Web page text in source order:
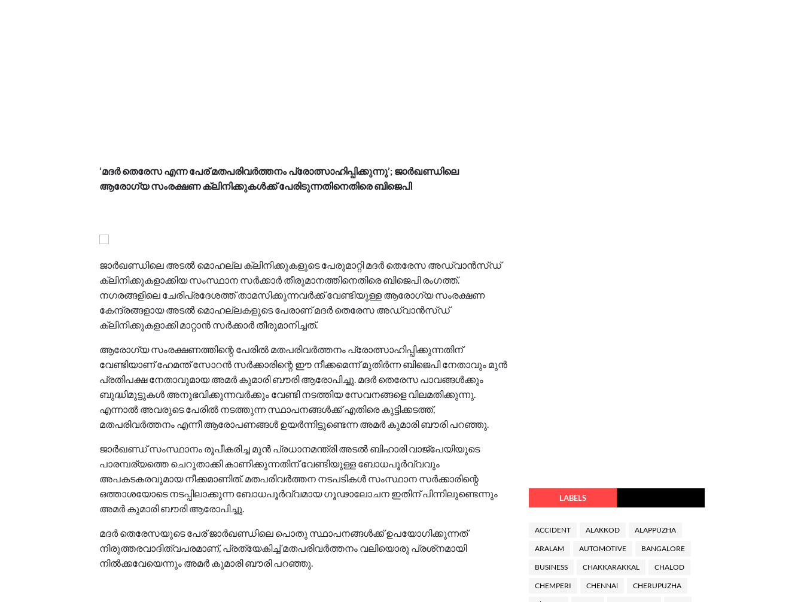
‘മദർ തെരേസ എന്ന പേര് മതപരിവർത്തനം പ്രോത്സാഹിപ്പിക്കുന്നു’; ജാർഖണ്ഡിലെ
ആരോഗ്യ സംരക്ഷണ ക്ലിനിക്കുകൾക്ക് പേരിടുന്നതിനെതിരെ ബിജെപി
ജാർഖണ്ഡിലെ അടൽ മൊഹല്ല ക്ലിനിക്കുകളുടെ പേരുമാറ്റി മദർ തെരേസ അഡ്വാൻസ്ഡ്
ക്ലിനിക്കുകളാക്കിയ സംസ്ഥാന സർക്കാർ തീരുമാനത്തിനെതിരെ ബിജെപി രംഗത്ത്.
നഗരങ്ങളിലെ ചേരിപ്രദേശത്ത് താമസിക്കുന്നവർക്ക് വേണ്ടിയുള്ള ആരോഗ്യ സംരക്ഷണ
കേന്ദ്രങ്ങളായ അടൽ മൊഹല്ലകളുടെ പേരാണ് മദർ തെരേസ അഡ്വാൻസ്ഡ്
ക്ലിനിക്കുകളാക്കി മാറ്റാൻ സർക്കാർ തീരുമാനിച്ചത്.
ആരോഗ്യ സംരക്ഷണത്തിന്റെ പേരിൽ മതപരിവർത്തനം പ്രോത്സാഹിപ്പിക്കുന്നതിന്
വേണ്ടിയാണ് ഹേമന്ത് സോറൻ സർക്കാരിന്റെ ഈ നീക്കമെന്ന് മുതിർന്ന ബിജെപി നേതാവും മുൻ
പ്രതിപക്ഷ നേതാവുമായ അമർ കുമാരി ബൗരി ആരോപിച്ചു. മദർ തെരേസ പാവങ്ങൾക്കും
ബുദ്ധിമുട്ടുകൾ അനുഭവിക്കുന്നവർക്കും വേണ്ടി നടത്തിയ സേവനങ്ങളെ വിലമതിക്കുന്നു.
എന്നാൽ അവരുടെ പേരിൽ നടത്തുന്ന സ്ഥാപനങ്ങൾക്ക് എതിരെ കുട്ടിക്കടത്ത്,
മതപരിവർത്തനം എന്നീ ആരോപണങ്ങൾ ഉയർന്നിട്ടുണ്ടെന്ന അമർ കുമാരി ബൗരി പറഞ്ഞു.
ജാർഖണ്ഡ് സംസ്ഥാനം രൂപീകരിച്ച മുൻ പ്രധാനമന്ത്രി അടൽ ബിഹാരി വാജ്‌പേയിയുടെ
പാരമ്പര്യത്തെ ചെറുതാക്കി കാണിക്കുന്നതിന് വേണ്ടിയുള്ള ബോധപൂർവ്വവും
അപകടകരവുമായ നീക്കമാണിത്. മതപരിവർത്തന നടപടികൾ സംസ്ഥാന സർക്കാരിന്റെ
ഒത്താശയോടെ നടപ്പിലാക്കുന്ന ബോധപൂർവ്വമായ ഗൂഢാലോചന ഇതിന് പിന്നിലുണ്ടെന്നും
അമർ കുമാരി ബൗരി ആരോപിച്ചു.
മദർ തെരേസയുടെ പേര് ജാർഖണ്ഡിലെ പൊതു സ്ഥാപനങ്ങൾക്ക് ഉപയോഗിക്കുന്നത്
നിരുത്തരവാദിത്വപരമാണ്, പ്രത്യേകിച്ച് മതപരിവർത്തനം വലിയൊരു പ്രശ്‌നമായി
നിൽക്കവേയെന്നും അമർ കുമാരി ബൗരി പറഞ്ഞു.
LABELS
ACCIDENT ALAKKOD ALAPPUZHA
ARALAM AUTOMOTIVE BANGALORE
BUSINESS CHAKKARAKKAL CHALOD
CHEMPERI CHENNAl CHERUPUZHA